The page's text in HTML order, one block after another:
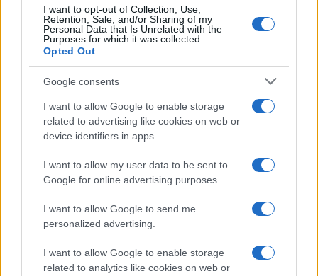
I want to opt-out of Collection, Use,
Retention, Sale, and/or Sharing of my
Personal Data that Is Unrelated with the
Purposes for which it was collected.
Opted Out
Google consents
I want to allow Google to enable storage
related to advertising like cookies on web or
device identifiers in apps.
I want to allow my user data to be sent to
Google for online advertising purposes.
I want to allow Google to send me
personalized advertising.
I want to allow Google to enable storage
related to analytics like cookies on web or
supportato e leggero.
Gemelli
concepire idee per il futuro. Un piccolo gesto legato
a un evento estivo o a una festa porterà dolcezza e
stimolerà l’allegria.
Cancro
La giornata invita alla tranquillità, ma offre anche
l’opportunità di risolvere con delicatezza questioni in
sospeso in famiglia o in amore. Sul fronte della